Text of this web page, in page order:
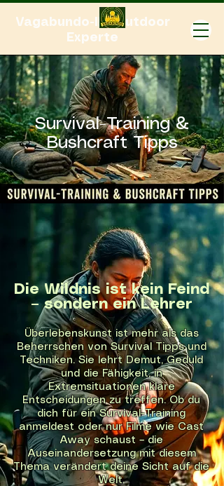
Vagabundo-Ihr Outdoor
Experte
Survival-Training &
Bushcraft Tipps
Die Wildnis ist kein Feind
– sondern ein Lehrer
Überlebenskunst ist mehr als das
Beherrschen von Survival Tipps und
Techniken. Sie lehrt Demut, Geduld
und die Fähigkeit, in
Extremsituationen klare
Entscheidungen zu treffen. Ob du
dich für ein Survival-Training
anmeldest oder nur Filme wie Cast
Away schaust – die
Auseinandersetzung mit diesem
Thema verändert deine Sicht auf die
Welt.